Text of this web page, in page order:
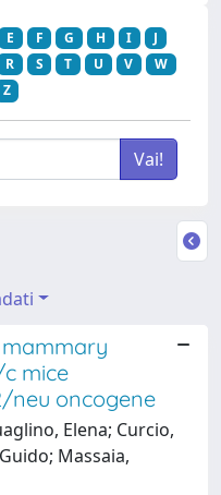
E F G H I
J
R S T U V
W
Z
mice
neu oncogene
Elena; Curcio,
Massaia,